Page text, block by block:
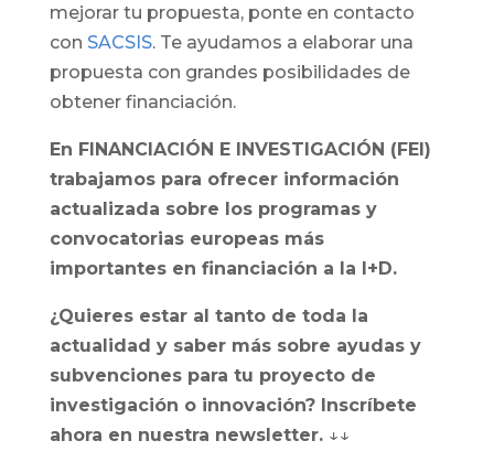
mejorar tu propuesta, ponte en contacto
con SACSIS. Te ayudamos a elaborar una
propuesta con grandes posibilidades de
obtener financiación.
En FINANCIACIÓN E INVESTIGACIÓN (FEI)
trabajamos para ofrecer información
actualizada sobre los programas y
convocatorias europeas más
importantes en financiación a la I+D.
¿Quieres estar al tanto de toda la
actualidad y saber más sobre ayudas y
subvenciones para tu proyecto de
investigación o innovación? Inscríbete
ahora en nuestra newsletter. ↓↓